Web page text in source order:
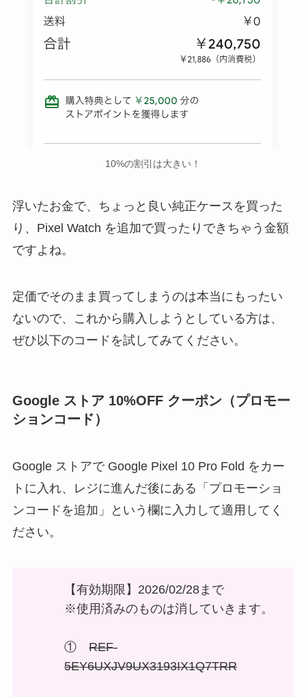
10%の割引は大きい！
浮いたお金で、ちょっと良い純正ケースを買った
り、Pixel Watch を追加で買ったりできちゃう金額
ですよね。
定価でそのまま買ってしまうのは本当にもったい
ないので、これから購入しようとしている方は、
ぜひ以下のコードを試してみてください。
Google ストア 10%OFF クーポン（プロモー
ションコード）
Google ストアで Google Pixel 10 Pro Fold をカー
トに入れ、レジに進んだ後にある「プロモーショ
ンコードを追加」という欄に入力して適用してく
ださい。
【有効期限】2026/02/28まで
※使用済みのものは消していきます。
①REF-
5EY6UXJV9UX3193IX1Q7TRR